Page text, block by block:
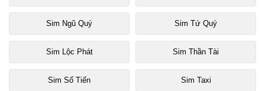
Sim Ngũ Quý Sim Tứ Quý
Sim Lộc Phát Sim Thần Tài
Sim Số Tiến Sim Taxi